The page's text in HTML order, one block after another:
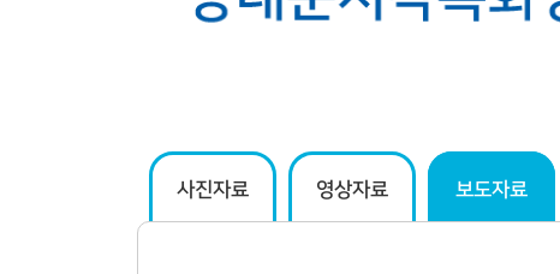
사진자료 영상자료 보도자료